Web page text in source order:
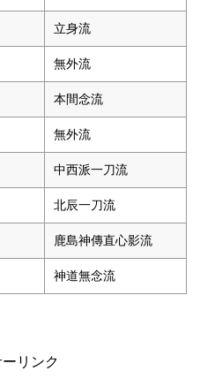
立身流
無外流
本間念流
無外流
中西派一刀流
北辰一刀流
鹿島神傳直心影流
神道無念流
リンク